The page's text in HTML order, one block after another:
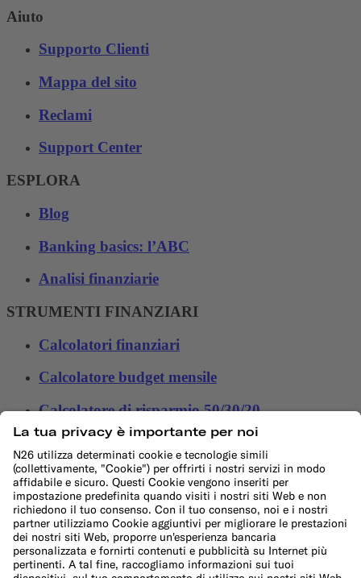
Aiuto
Supporto Clienti
Mappa del sito
Reclami
Support Center
ESPLORA
Blog
Banking basics: l’ABC
Analisi finanziarie
STRUMENTI FINANZIARI
Calcolatori finanziari
Calcolatore budget mensile
Calcolatore di risparmio 50/30/20
Calcolatore di interessi
Calcolatore dell'inflazione
Calcolatore spese di trasferimento
Calcolatore di budget per le festività
Altro